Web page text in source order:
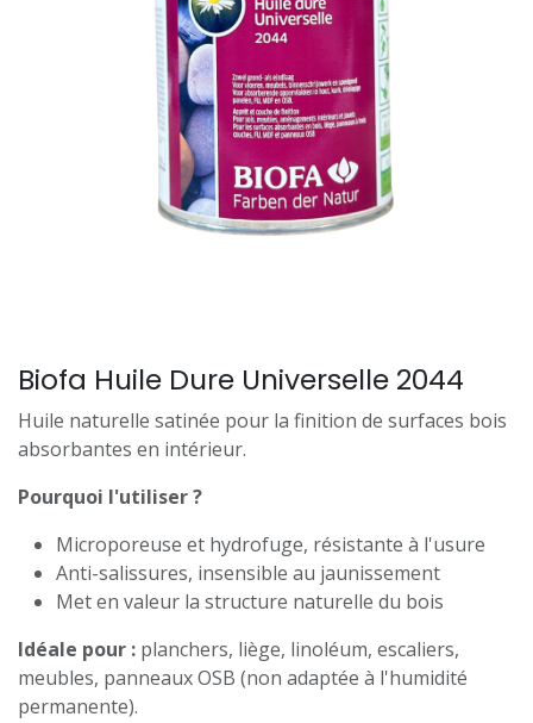
Biofa Huile Dure Universelle 2044
Huile naturelle satinée pour la finition de surfaces bois
absorbantes en intérieur.
Pourquoi l'utiliser ?
Microporeuse et hydrofuge, résistante à l'usure
Anti-salissures, insensible au jaunissement
Met en valeur la structure naturelle du bois
Idéale pour : planchers, liège, linoléum, escaliers,
meubles, panneaux OSB (non adaptée à l'humidité
permanente).